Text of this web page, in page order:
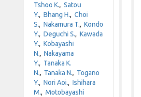
Tshoo K.,Satou
Y.,Bhang H.,Choi
S.,Nakamura T.,Kondo
Y.,Deguchi S.,Kawada
Y.,Kobayashi
N.,Nakayama
Y., Tanaka K.
N., Tanaka N., Togano
Y.,Nori Aoi.,Ishihara
M.,Motobayashi